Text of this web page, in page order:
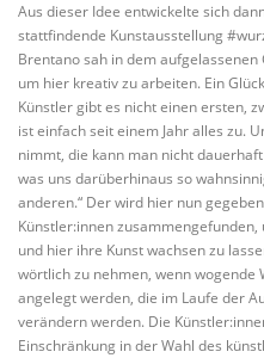
Aus dieser Idee entwickelte sich
stattfindende Kunstausstellung
Brentano sah in dem
um hier kreativ zu arbeiten. Ein
Künstler gibt es nicht einen ersten,
ist einfach seit einem Jahr alles zu.
nimmt, die kann man nicht
was uns darüberhinaus so
anderen.“ Der wird hier nun
Künstler:innen
und hier ihre Kunst wachsen zu
wörtlich zu nehmen, wenn
angelegt werden, die im Laufe der
verändern werden. Die
Einschränkung in der Wahl des